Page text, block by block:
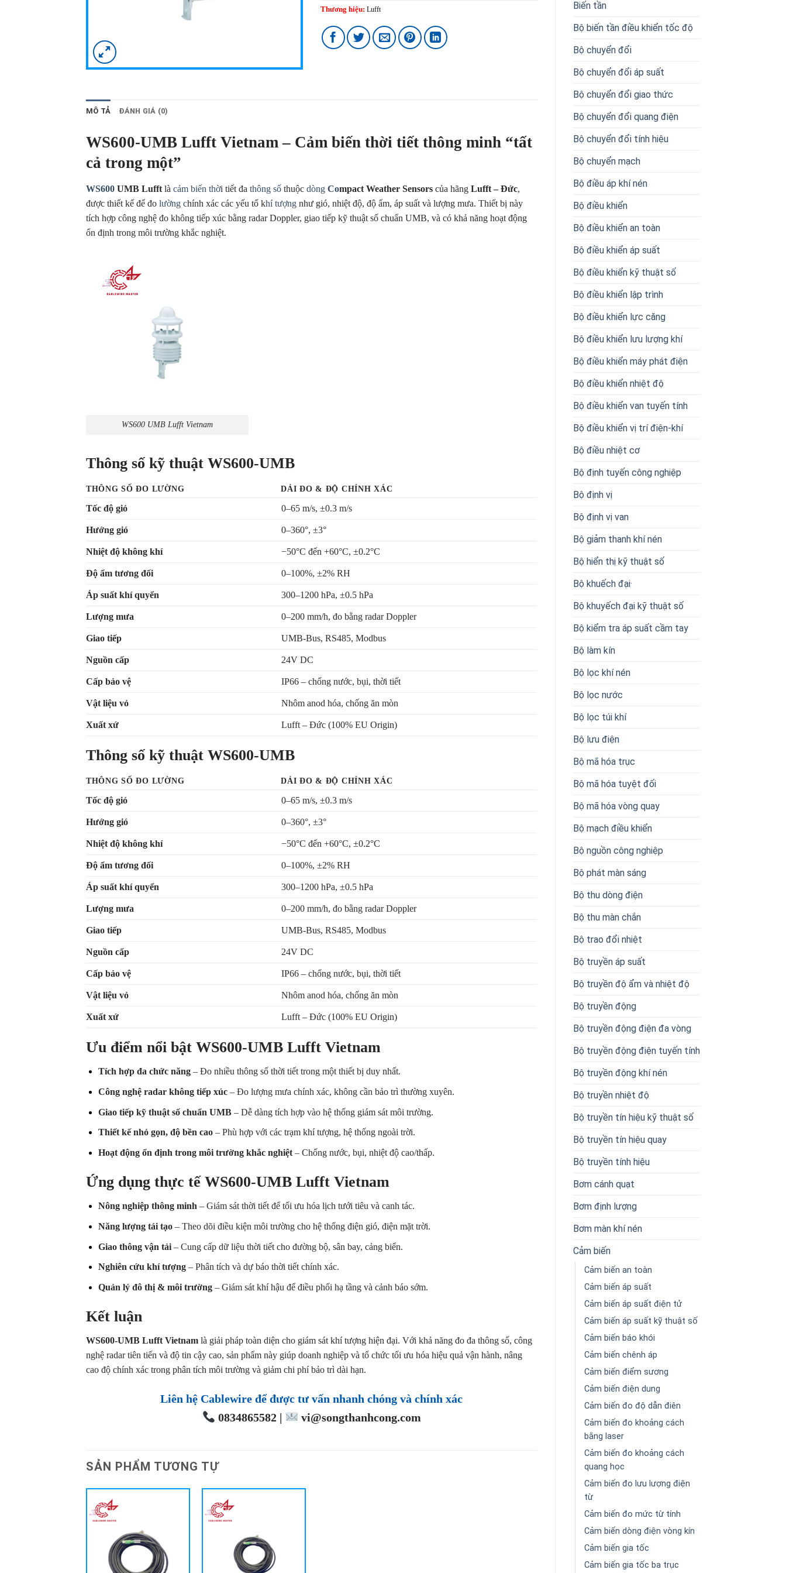
Biến tần
Bộ biến tần điều khiển tốc độ
Bộ chuyển đổi
Bộ chuyển đổi áp suất
Bộ chuyển đổi giao thức
Bộ chuyển đổi quang điện
Bộ chuyển đổi tính hiệu
Bộ chuyển mạch
Bộ điều áp khí nén
Bộ điều khiển
Bộ điều khiển an toàn
Bộ điều khiển áp suất
Bộ điều khiển kỹ thuật số
Bộ điều khiển lập trình
Bộ điều khiển lực căng
Bộ điều khiển lưu lượng khí
Bộ điều khiển máy phát điện
Bộ điều khiển nhiệt độ
Bộ điều khiển van tuyến tính
Bộ điều khiển vị trí điện-khí
Bộ điều nhiệt cơ
Bộ định tuyến công nghiệp
Bộ định vị
Bộ định vị van
Bộ giảm thanh khí nén
Bộ hiển thị kỹ thuật số
Bộ khuếch đại·
Bộ khuyếch đại kỹ thuật số
Bộ kiểm tra áp suất cầm tay
Bộ làm kín
Bộ lọc khí nén
Bộ lọc nước
Bộ lọc túi khí
Bộ lưu điện
Bộ mã hóa trục
Bộ mã hóa tuyệt đối
Bộ mã hóa vòng quay
Bộ mạch điều khiển
Bộ nguồn công nghiệp
Bộ phát màn sáng
Bộ thu dòng điện
Bộ thu màn chắn
Bộ trao đổi nhiệt
Bộ truyền áp suất
Bộ truyền độ ẩm và nhiệt độ
Bộ truyền động
Bộ truyền động điện đa vòng
Bộ truyền động điện tuyến tính
Bộ truyền động khí nén
Bộ truyền nhiệt độ
Bộ truyền tín hiệu kỹ thuật số
Bộ truyền tín hiệu quay
Bộ truyền tính hiệu
Bơm cánh quạt
Bơm định lượng
Bơm màn khí nén
Cảm biến
Cảm biến an toàn
Cảm biến áp suất
Cảm biến áp suất điện tử
Cảm biến áp suất kỹ thuật số
Cảm biến báo khói
Cảm biến chênh áp
Cảm biến điểm sương
Cảm biến điện dung
Cảm biến đo độ dẫn điên
Cảm biến đo khoảng cách
bằng laser
Cảm biến đo khoảng cách
quang học
Cảm biến đo lưu lượng điện
từ
Cảm biến đo mức từ tính
Cảm biến dòng điện vòng kín
Cảm biến gia tốc
Cảm biến gia tốc ba trục
Thương hiệu: Lufft
MÔ TẢ ĐÁNH GIÁ (0)
WS600-UMB Lufft Vietnam – Cảm biến thời tiết thông minh “tất
cả trong một”
WS600 UMB Lufft là cảm biến thời tiết đa thông số thuộc dòng Compact Weather Sensors của hãng Lufft – Đức,
được thiết kế để đo lường chính xác các yếu tố khí tượng như gió, nhiệt độ, độ ẩm, áp suất và lượng mưa. Thiết bị này
tích hợp công nghệ đo không tiếp xúc bằng radar Doppler, giao tiếp kỹ thuật số chuẩn UMB, và có khả năng hoạt động
ổn định trong môi trường khắc nghiệt.
WS600 UMB Lufft Vietnam
Thông số kỹ thuật WS600-UMB
THÔNG SỐ ĐO LƯỜNG DẢI ĐO & ĐỘ CHÍNH XÁC
Tốc độ gió 0–65 m/s, ±0.3 m/s
Hướng gió 0–360°, ±3°
Nhiệt độ không khí −50°C đến +60°C, ±0.2°C
Độ ẩm tương đối 0–100%, ±2% RH
Áp suất khí quyển 300–1200 hPa, ±0.5 hPa
Lượng mưa 0–200 mm/h, đo bằng radar Doppler
Giao tiếp UMB-Bus, RS485, Modbus
Nguồn cấp 24V DC
Cấp bảo vệ IP66 – chống nước, bụi, thời tiết
Vật liệu vỏ Nhôm anod hóa, chống ăn mòn
Xuất xứ Lufft – Đức (100% EU Origin)
Thông số kỹ thuật WS600-UMB
THÔNG SỐ ĐO LƯỜNG DẢI ĐO & ĐỘ CHÍNH XÁC
Tốc độ gió 0–65 m/s, ±0.3 m/s
Hướng gió 0–360°, ±3°
Nhiệt độ không khí −50°C đến +60°C, ±0.2°C
Độ ẩm tương đối 0–100%, ±2% RH
Áp suất khí quyển 300–1200 hPa, ±0.5 hPa
Lượng mưa 0–200 mm/h, đo bằng radar Doppler
Giao tiếp UMB-Bus, RS485, Modbus
Nguồn cấp 24V DC
Cấp bảo vệ IP66 – chống nước, bụi, thời tiết
Vật liệu vỏ Nhôm anod hóa, chống ăn mòn
Xuất xứ Lufft – Đức (100% EU Origin)
Ưu điểm nổi bật WS600-UMB Lufft Vietnam
Tích hợp đa chức năng– Đo nhiều thông số thời tiết trong một thiết bị duy nhất.
Công nghệ radar không tiếp xúc– Đo lượng mưa chính xác, không cần bảo trì thường xuyên.
Giao tiếp kỹ thuật số chuẩn UMB– Dễ dàng tích hợp vào hệ thống giám sát môi trường.
Thiết kế nhỏ gọn, độ bền cao– Phù hợp với các trạm khí tượng, hệ thống ngoài trời.
Hoạt động ổn định trong môi trường khắc nghiệt– Chống nước, bụi, nhiệt độ cao/thấp.
Ứng dụng thực tế WS600-UMB Lufft Vietnam
Nông nghiệp thông minh– Giám sát thời tiết để tối ưu hóa lịch tưới tiêu và canh tác.
Năng lượng tái tạo– Theo dõi điều kiện môi trường cho hệ thống điện gió, điện mặt trời.
Giao thông vận tải– Cung cấp dữ liệu thời tiết cho đường bộ, sân bay, cảng biển.
Nghiên cứu khí tượng– Phân tích và dự báo thời tiết chính xác.
Quản lý đô thị & môi trường– Giám sát khí hậu để điều phối hạ tầng và cảnh báo sớm.
Kết luận
WS600-UMB Lufft Vietnam là giải pháp toàn diện cho giám sát khí tượng hiện đại. Với khả năng đo đa thông số, công
nghệ radar tiên tiến và độ tin cậy cao, sản phẩm này giúp doanh nghiệp và tổ chức tối ưu hóa hiệu quả vận hành, nâng
cao độ chính xác trong phân tích môi trường và giảm chi phí bảo trì dài hạn.
Liên hệ Cablewire để được tư vấn nhanh chóng và chính xác
0834865582 |
vi@songthanhcong.com
SẢN PHẨM TƯƠNG TỰ